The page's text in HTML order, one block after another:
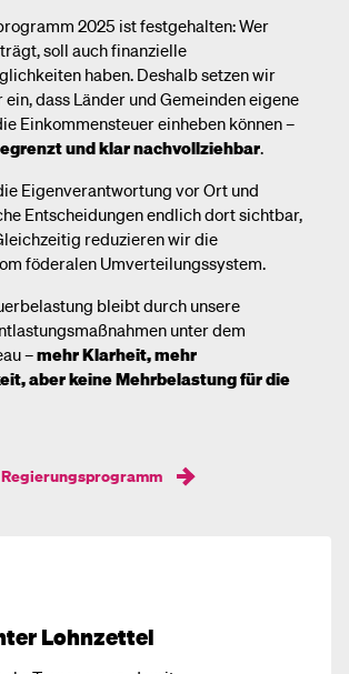
2025 ist festgehalten: Wer
soll auch finanzielle
haben. Deshalb setzen wir
ein, dass Länder und Gemeinden eigene
Einkommensteuer einheben können –
und klar nachvollziehbar.
Eigenverantwortung vor Ort und
Entscheidungen endlich dort sichtbar,
reduzieren wir die
föderalen Umverteilungssystem.
bleibt durch unsere
unter dem
–mehr Klarheit, mehr
aber keine Mehrbelastung für die
Regierungsprogramm
Lohnzettel